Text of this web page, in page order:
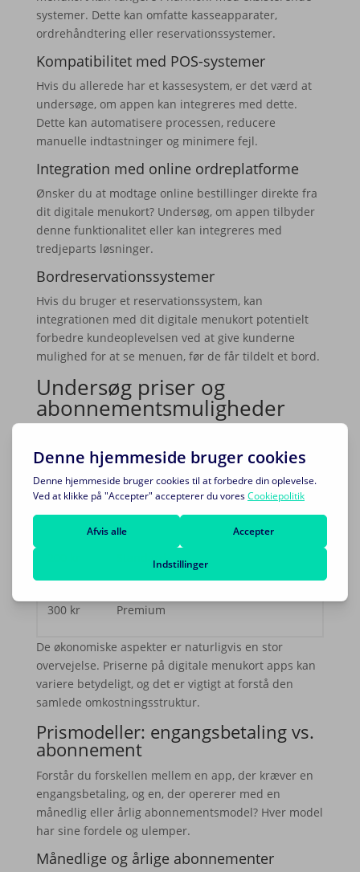
systemer. Dette kan omfatte kasseapparater,
ordrehåndtering eller reservationssystemer.
Kompatibilitet med POS-systemer
Hvis du allerede har et kassesystem, er det værd at
undersøge, om appen kan integreres med dette.
Dette kan automatisere processen, reducere
manuelle indtastninger og minimere fejl.
Integration med online ordreplatforme
Ønsker du at modtage online bestillinger direkte fra
dit digitale menukort? Undersøg, om appen tilbyder
denne funktionalitet eller kan integreres med
tredjeparts løsninger.
Bordreservationssystemer
Hvis du bruger et reservationssystem, kan
integrationen med dit digitale menukort potentielt
forbedre kundeoplevelsen ved at give kunderne
mulighed for at se menuen, før de får tildelt et bord.
Undersøg priser og
abonnementsmuligheder
Pris Abonnementsmuligheder
Basic
Standard
300 kr Premium
De økonomiske aspekter er naturligvis en stor
overvejelse. Priserne på digitale menukort apps kan
variere betydeligt, og det er vigtigt at forstå den
samlede omkostningsstruktur.
Prismodeller: engangsbetaling vs.
abonnement
Forstår du forskellen mellem en app, der kræver en
engangsbetaling, og en, der opererer med en
månedlig eller årlig abonnementsmodel? Hver model
har sine fordele og ulemper.
Månedlige og årlige abonnementer